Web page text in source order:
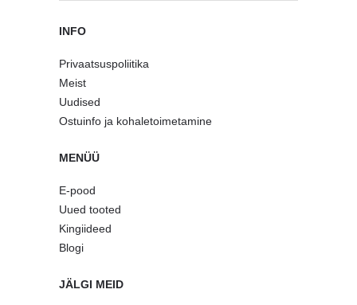
INFO
Privaatsuspoliitika
Meist
Uudised
Ostuinfo ja kohaletoimetamine
MENÜÜ
E-pood
Uued tooted
Kingiideed
Blogi
JÄLGI MEID